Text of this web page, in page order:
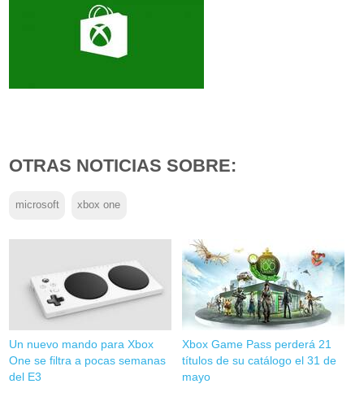
OTRAS NOTICIAS SOBRE:
microsoft xbox one
Un nuevo mando para Xbox
One se filtra a pocas semanas
del E3
Xbox Game Pass perderá 21
títulos de su catálogo el 31 de
mayo